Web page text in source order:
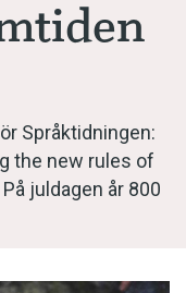
­Språk­tidningen:
the new rules of
juldagen år 800